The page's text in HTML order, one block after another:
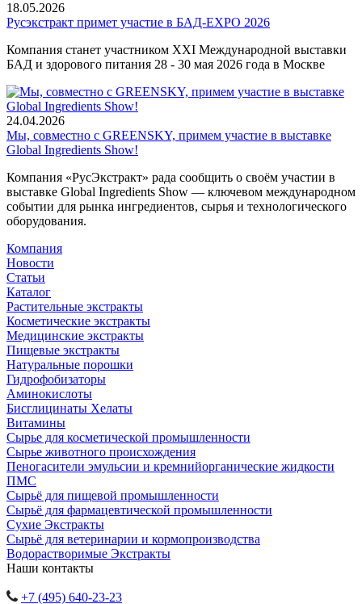
18.05.2026
Русэкстракт примет участие в БАД-EXPO 2026
Компания станет участником XXI Международной выставки
БАД и здорового питания 28 - 30 мая 2026 года в Москве
24.04.2026
Мы, совместно с GREENSKY, примем участие в выставке
Global Ingredients Show!
Компания «РусЭкстракт» рада сообщить о своём участии в
выставке Global Ingredients Show — ключевом международном
событии для рынка ингредиентов, сырья и технологического
оборудования.
Компания
Новости
Статьи
Каталог
Растительные экстракты
Косметические экстракты
Медицинские экстракты
Пищевые экстракты
Натуральные порошки
Гидрофобизаторы
Аминокислоты
Бисглицинаты Хелаты
Витамины
Сырье для косметической промышленности
Сырье животного происхождения
Пеногасители эмульсии и кремнийорганические жидкости
ПМС
Сырьё для пищевой промышленности
Сырьё для фармацевтической промышленности
Сухие Экстракты
Сырьё для ветеринарии и кормопроизводства
Водорастворимые Экстракты
Наши контакты
+7 (495) 640-23-23